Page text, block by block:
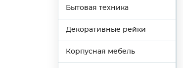
Бытовая техника
Декоративные рейки
Корпусная мебель